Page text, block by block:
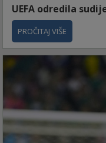
UEFA odredila
PROČITAJ VIŠE